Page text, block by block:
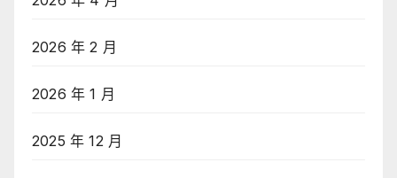
2026 年 2 月
2026 年 1 月
2025 年 12 月